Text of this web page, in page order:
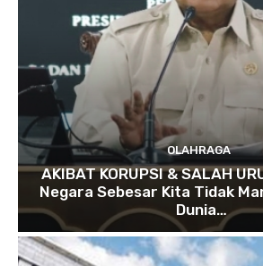
OLAHRAGA
AKIBAT KORUPSI & SALAH
Negara Sebesar Kita Tidak
Dunia…